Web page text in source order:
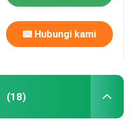
Hubungi kami
(18)